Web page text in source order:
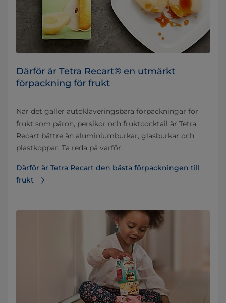
Därför är Tetra Recart® en utmärkt
förpackning för frukt
När det gäller autoklaveringsbara förpackningar för
frukt som päron, persikor och fruktcocktail är Tetra
Recart bättre än aluminiumburkar, glasburkar och
plastkoppar. Ta reda på varför.
Därför är Tetra Recart den bästa förpackningen till
frukt